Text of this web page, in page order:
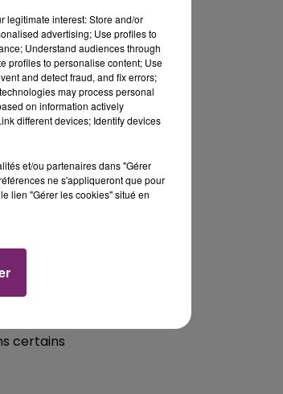
sa
certains
legitimate interest: Store and/or
advertising; Use profiles to
Understand audiences through
profiles to personalise content; Use
and detect fraud, and fix errors;
may process personal
on information actively
different devices; Identify devices
et/ou partenaires dans "Gérer
ne s'appliqueront que pour
lien "Gérer les cookies" situé en